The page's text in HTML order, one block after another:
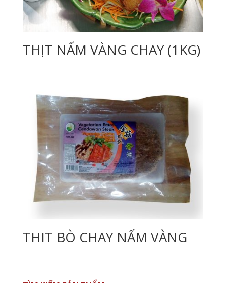
THỊT NẤM VÀNG CHAY (1KG)
THIT BÒ CHAY NẤM VÀNG